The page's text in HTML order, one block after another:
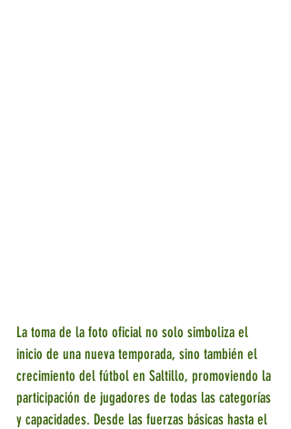
La toma de la foto oficial no solo simboliza el
inicio de una nueva temporada, sino también el
crecimiento del fútbol en Saltillo, promoviendo la
participación de jugadores de todas las categorías
y capacidades. Desde las fuerzas básicas hasta el